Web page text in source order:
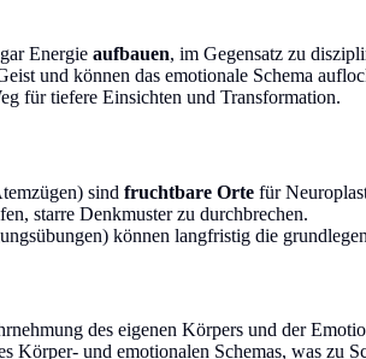
Energie aufbauen, im Gegensatz zu
und können das emotionale Schema
für tiefere Einsichten und Transformation.
sind fruchtbare Orte für
starre Denkmuster zu durchbrechen.
können langfristig die
des eigenen Körpers und der
Körper- und emotionalen Schemas, was zu